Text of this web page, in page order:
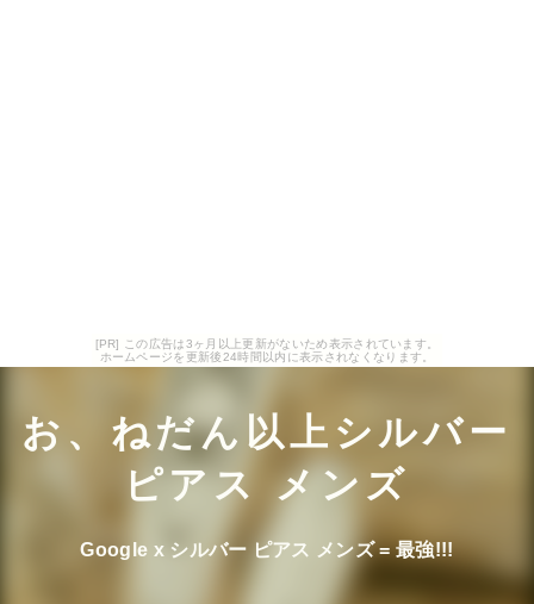
[PR] この広告は3ヶ月以上更新がないため表示されています。
ホームページを更新後24時間以内に表示されなくなります。
お、ねだん以上シルバー
ピアス メンズ
Google x シルバー ピアス メンズ = 最強!!!